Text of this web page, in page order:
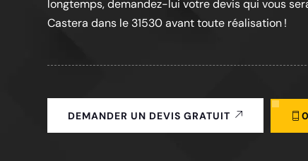
longtemps, demandez-lui votre devis qui vous
Castera dans le 31530 avant toute réalisation !
DEMANDER UN DEVIS GRATUIT